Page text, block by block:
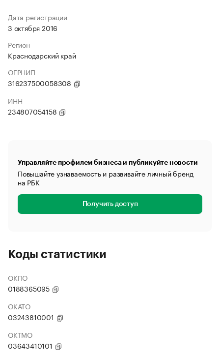
Дата регистрации
3 октября 2016
Регион
Краснодарский край
ОГРНИП
316237500058308
ИНН
234807054158
Управляйте профилем бизнеса и публикуйте новости
Повышайте узнаваемость и развивайте личный бренд
на РБК
Получить доступ
Коды статистики
ОКПО
0188365095
ОКАТО
03243810001
ОКТМО
03643410101